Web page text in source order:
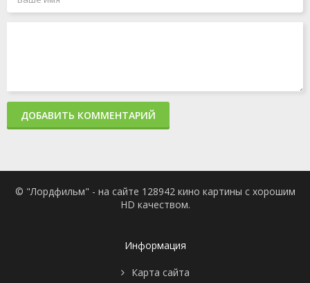
ДОБАВИТЬ КОММЕНТАРИЙ
© "Лордфильм" - на сайте 128942 кино картины с хорошим
HD качеством.
Информация
Карта сайта